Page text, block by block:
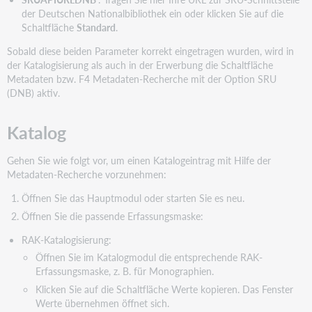
der Deutschen Nationalbibliothek ein oder klicken Sie auf die
Schaltfläche Standard.
Sobald diese beiden Parameter korrekt eingetragen wurden, wird in
der Katalogisierung als auch in der Erwerbung die Schaltfläche
Metadaten bzw. F4 Metadaten-Recherche mit der Option SRU
(DNB) aktiv.
Katalog
Gehen Sie wie folgt vor, um einen Katalogeintrag mit Hilfe der
Metadaten-Recherche vorzunehmen:
Öffnen Sie das Hauptmodul oder starten Sie es neu.
Öffnen Sie die passende Erfassungsmaske:
RAK-Katalogisierung:
Öffnen Sie im Katalogmodul die entsprechende RAK-
Erfassungsmaske, z. B. für Monographien.
Klicken Sie auf die Schaltfläche Werte kopieren. Das Fenster
Werte übernehmen öffnet sich.